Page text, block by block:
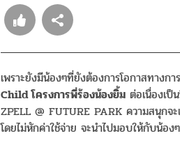
เพราะยังมีน้องๆที่ยังต้องการโอกาสทางก
Child โครงการพี่ร้องน้องยิ้ม ต่อเนื่องเ
ZPELL @ FUTURE PARK ความสนุกจ
โดยไม่หักค่าใช้จ่าย จะนำไปมอบให้กับน้อง